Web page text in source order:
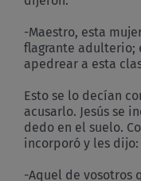
-Maestro, esta
flagrante adulterio;
apedrear a esta
Esto se lo decían
acusarlo. Jesús se
dedo en el suelo.
incorporó y les dijo:
​-Aquel de vosotros